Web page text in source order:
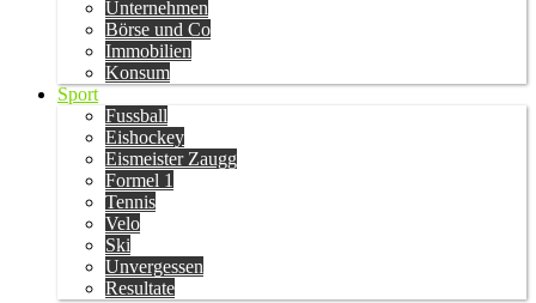
Unternehmen
Börse und Co
Immobilien
Konsum
Sport
Fussball
Eishockey
Eismeister Zaugg
Formel 1
Tennis
Velo
Ski
Unvergessen
Resultate